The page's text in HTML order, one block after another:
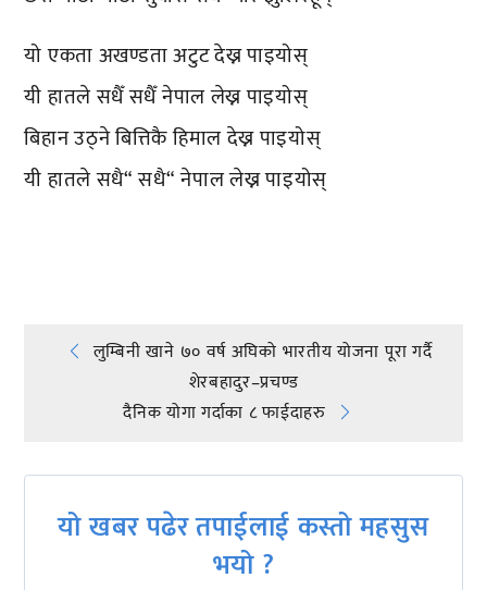
यो एकता अखण्डता अटुट देख्न पाइयोस्
यी हातले सधैँ सधैँ नेपाल लेख्न पाइयोस्
बिहान उठ्ने बित्तिकै हिमाल देख्न पाइयोस्
यी हातले सधै“ सधै“ नेपाल लेख्न पाइयोस्
Post
navigation
लुम्बिनी खाने ७० वर्ष अघिको भारतीय योजना पूरा गर्दै
शेरबहादुर–प्रचण्ड
दैनिक योगा गर्दाका ८ फाईदाहरु
यो खबर पढेर तपाईलाई कस्तो महसुस
भयो ?